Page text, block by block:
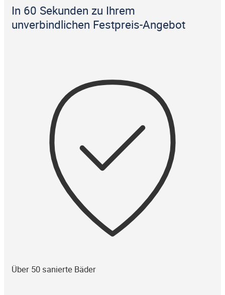
In 60 Sekunden zu Ihrem
unverbindlichen Festpreis-Angebot
Über 50 sanierte Bäder